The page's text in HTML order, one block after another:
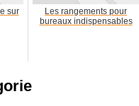
sur
Les rangements pour
bureaux indispensables